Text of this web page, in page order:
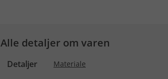
Alle detaljer om varen
Detaljer Materiale